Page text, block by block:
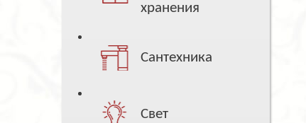
хранения
Сантехника
Свет